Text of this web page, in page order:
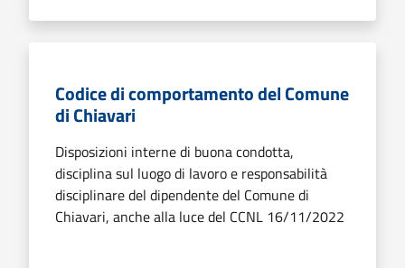
Codice di comportamento del Comune
di Chiavari
Disposizioni interne di buona condotta,
disciplina sul luogo di lavoro e responsabilità
disciplinare del dipendente del Comune di
Chiavari, anche alla luce del CCNL 16/11/2022